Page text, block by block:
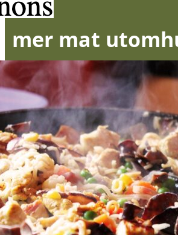
mer mat